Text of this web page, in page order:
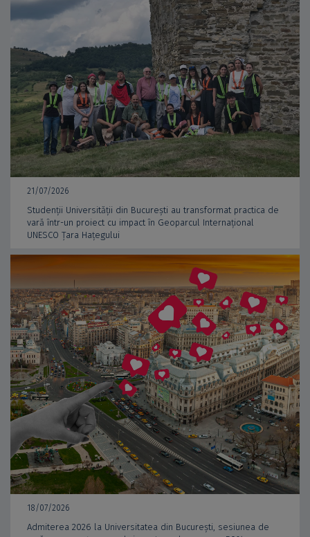
21/07/2026
Studenții Universității din București au transformat practica de
vară într-un proiect cu impact în Geoparcul Internațional
UNESCO Țara Hațegului
18/07/2026
Admiterea 2026 la Universitatea din București, sesiunea de